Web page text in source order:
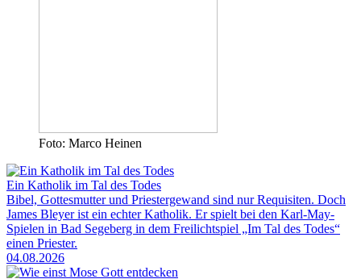
Foto: Marco Heinen
Ein Katholik im Tal des Todes
Bibel, Gottesmutter und Priestergewand sind nur Requisiten. Doch
James Bleyer ist ein echter Katholik. Er spielt bei den Karl-May-
Spielen in Bad Segeberg in dem Freilichtspiel „Im Tal des Todes“
einen Priester.
04.08.2026